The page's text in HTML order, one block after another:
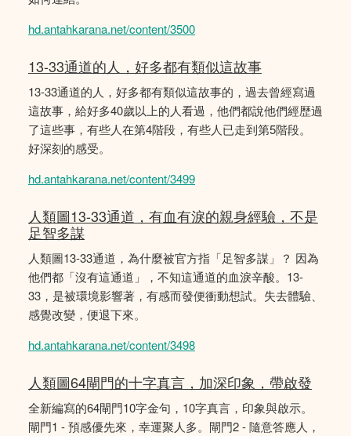
hd.antahkarana.net/content/3500
13-33通道的人，好多都有類似這故事
13-33通道的人，好多都有類似這故事的，過去曾經寫過
這故事，給好多40歲以上的人看過，他們都說他們經歴過
了這些事，有些人在第4階段，有些人已走到第5階段。
好深刻的感受。
hd.antahkarana.net/content/3499
人類圖13-33通道，有血有淚的親身經驗，不是
足智多謀
人類圖13-33通道，為什麼被官方指「足智多謀」？ 因為
他們都「沒有這通道」，不知這通道的血淚辛酸。13-
33，是被環境影響著，有感而發便衝動想試。失去體驗、
感覺改變，便退下來。
hd.antahkarana.net/content/3498
人類圖64閘門的十字真言，加深印象，帶啟發
全新編寫的64閘門10字金句，10字真言，印象與啟示。
閘門1 - 預感優先來，幸運聚人多。閘門2 - 隨意答應人，